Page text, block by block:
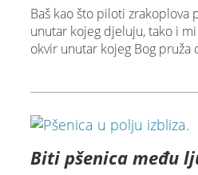
Baš kao što piloti zrakoplova
unutar kojeg djeluju, tako i
okvir unutar kojeg Bog pruža
Biti pšenica među